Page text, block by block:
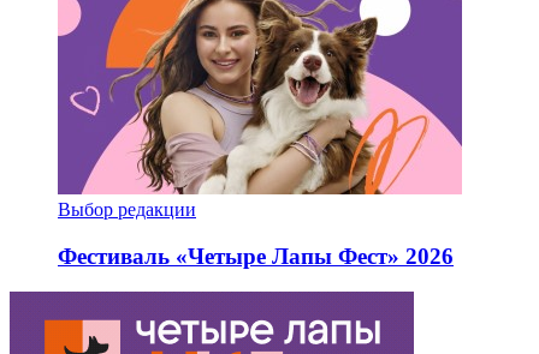
Выбор редакции
Фестиваль «Четыре Лапы Фест» 2026